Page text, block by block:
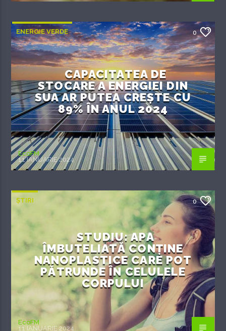
ENERGIE VERDE 0
CAPACITATEA DE
STOCARE A ENERGIEI DIN
SUA AR PUTEA CREȘTE CU
89% ÎN ANUL 2024
EcoFM
11 IANUARIE 2024
ȘTIRI 0
STUDIU: APA
ÎMBUTELIATĂ CONȚINE
NANOPLASTICE CARE POT
PĂTRUNDE ÎN CELULELE
CORPULUI
EcoFM
11 IANUARIE 2024